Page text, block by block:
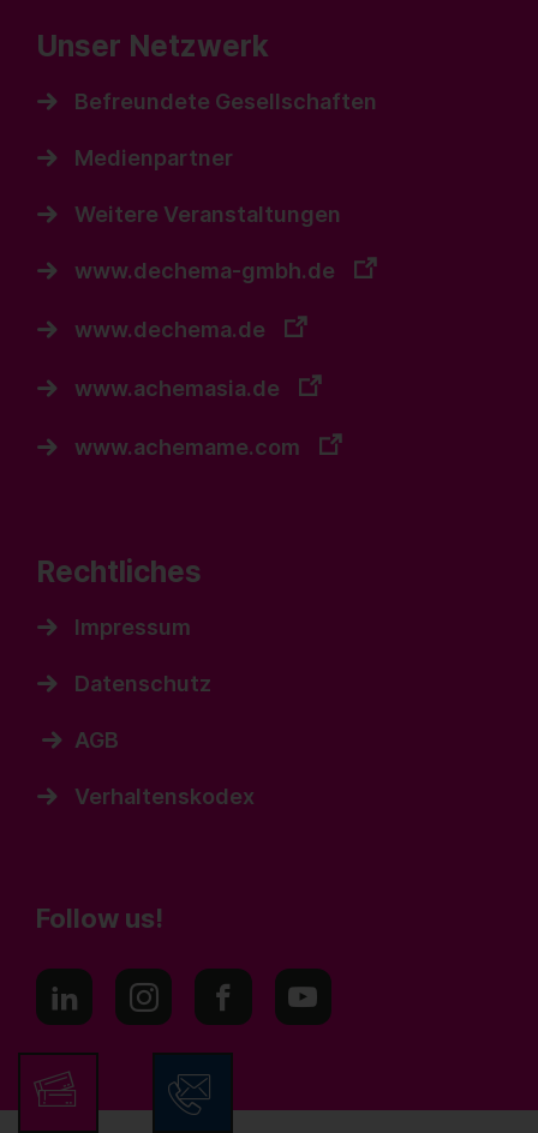
Unser Netzwerk
Befreundete Gesellschaften
Medienpartner
Weitere Veranstaltungen
www.dechema-gmbh.de
www.dechema.de
www.achemasia.de
www.achemame.com
Rechtliches
Impressum
Datenschutz
AGB
Verhaltenskodex
Follow us!